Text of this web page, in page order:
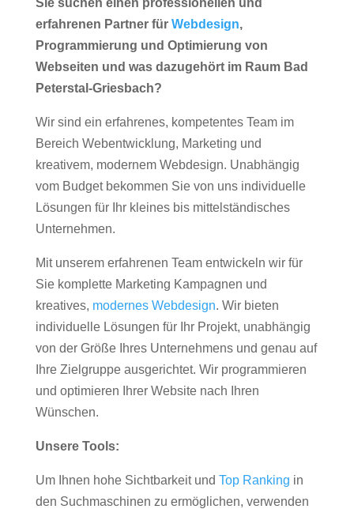
Sie suchen einen professionellen und
erfahrenen Partner für Webdesign,
Programmierung und Optimierung von
Webseiten und was dazugehört im Raum Bad
Peterstal-Griesbach?
Wir sind ein erfahrenes, kompetentes Team im
Bereich Webentwicklung, Marketing und
kreativem, modernem Webdesign. Unabhängig
vom Budget bekommen Sie von uns individuelle
Lösungen für Ihr kleines bis mittelständisches
Unternehmen.
Mit unserem erfahrenen Team entwickeln wir für
Sie komplette Marketing Kampagnen und
kreatives, modernes Webdesign. Wir bieten
individuelle Lösungen für Ihr Projekt, unabhängig
von der Größe Ihres Unternehmens und genau auf
Ihre Zielgruppe ausgerichtet. Wir programmieren
und optimieren Ihrer Website nach Ihren
Wünschen.
Unsere Tools:
Um Ihnen hohe Sichtbarkeit und Top Ranking in
den Suchmaschinen zu ermöglichen, verwenden